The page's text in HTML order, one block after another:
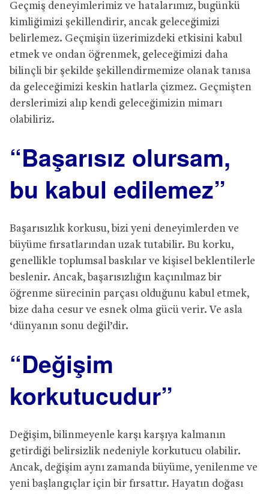
Geçmiş deneyimlerimiz ve hatalarımız, bugünkü
kimliğimizi şekillendirir, ancak geleceğimizi
belirlemez. Geçmişin üzerimizdeki etkisini kabul
etmek ve ondan öğrenmek, geleceğimizi daha
bilinçli bir şekilde şekillendirmemize olanak tanısa
da geleceğimizi keskin hatlarla çizmez. Geçmişten
derslerimizi alıp kendi geleceğimizin mimarı
olabiliriz.
“Başarısız olursam,
bu kabul edilemez”
Başarısızlık korkusu, bizi yeni deneyimlerden ve
büyüme fırsatlarından uzak tutabilir. Bu korku,
genellikle toplumsal baskılar ve kişisel beklentilerle
beslenir. Ancak, başarısızlığın kaçınılmaz bir
öğrenme sürecinin parçası olduğunu kabul etmek,
bize daha cesur ve esnek olma gücü verir. Ve asla
‘dünyanın sonu değil’dir.
“Değişim
korkutucudur”
Değişim, bilinmeyenle karşı karşıya kalmanın
getirdiği belirsizlik nedeniyle korkutucu olabilir.
Ancak, değişim aynı zamanda büyüme, yenilenme ve
yeni başlangıçlar için bir fırsattır. Hayatın doğası